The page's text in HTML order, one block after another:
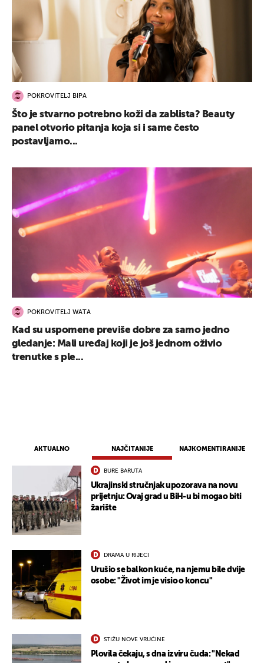
AKTUALNO NAJČITANIJE NAJKOMENTIRANIJE
BURE BARUTA
Ukrajinski stručnjak upozorava na novu
prijetnju: Ovaj grad u BiH-u bi mogao biti
žarište
DRAMA U RIJECI
Urušio se balkon kuće, na njemu bile dvije
osobe: "Život im je visio o koncu"
STIŽU NOVE VRUĆINE
Plovila čekaju, s dna izviru čuda: "Nekad
POKROVITELJ BIPA
Što je stvarno potrebno koži da zablista? Beauty
panel otvorio pitanja koja si i same često
postavljamo...
POKROVITELJ WATA
Kad su uspomene previše dobre za samo jedno
gledanje: Mali uređaj koji je još jednom oživio
trenutke s ple...